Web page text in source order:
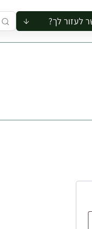
לעזור לך?
לקבוצה
בצריף